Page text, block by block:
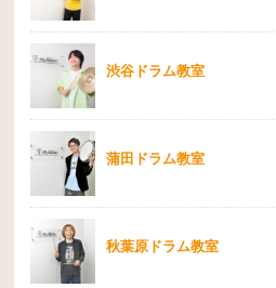
渋谷ドラム教室
蒲田ドラム教室
秋葉原ドラム教室